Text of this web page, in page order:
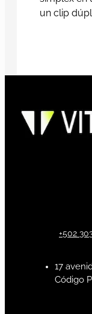
un clip
+502
17
Código